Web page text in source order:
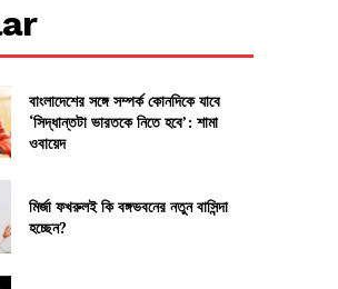
বাংলাদেশের সঙ্গে সম্পর্ক কোনদিকে যাবে
‘সিদ্ধান্তটা ভারতকে নিতে হবে’: শামা
ওবায়েদ
মির্জা ফখরুলই কি বঙ্গভবনের নতুন বাসিন্দা
হচ্ছেন?